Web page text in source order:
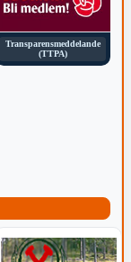
Transparensmeddelande
(TTPA)